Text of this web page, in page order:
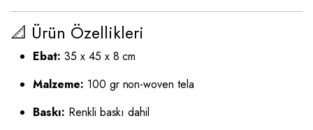
📐 Ürün Özellikleri
Ebat: 35 x 45 x 8 cm
Malzeme: 100 gr non-woven tela
Baskı: Renkli baskı dahil